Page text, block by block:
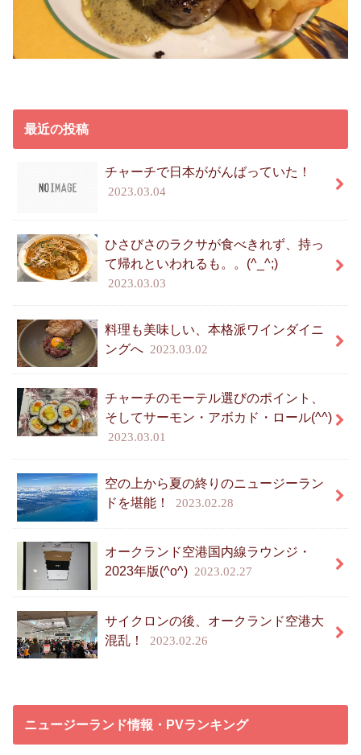
最近の投稿
チャーチで日本ががんばっていた！
2023.03.04
ひさびさのラクサが食べきれず、持っ
て帰れといわれるも。。(^_^;)
2023.03.03
料理も美味しい、本格派ワインダイニ
ングへ
2023.03.02
チャーチのモーテル選びのポイント、
そしてサーモン・アボカド・ロール(^^)
2023.03.01
空の上から夏の終りのニュージーラン
ドを堪能！
2023.02.28
オークランド空港国内線ラウンジ・
2023年版(^o^) 2023.02.27
サイクロンの後、オークランド空港大
混乱！
2023.02.26
ニュージーランド情報・PVランキング